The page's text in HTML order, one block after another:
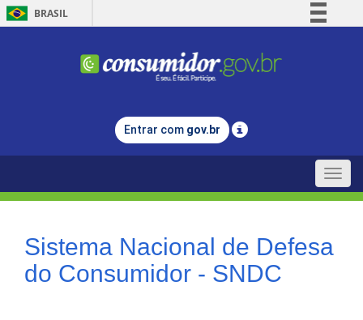
BRASIL
Comunica BR
Legislação
Entrar com gov.br
Toggle
Sistema Nacional de Defesa
do Consumidor - SNDC